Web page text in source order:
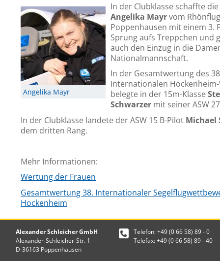
Angelika Mayr
In der Clubklasse schaffte
Angelika Mayrvom Rhönflug
Poppenhausen mit einem 3.
Sprung aufs Treppchen und
auch den Einzug in die
Nationalmannschaft.
In der Gesamtwertung des
Internationalen
belegte in der 15m-Klasse
Schwarzer mit seiner ASW
In der Clubklasse landete der ASW 15 B-Pilot Michael
dem dritten Rang.
Mehr Informationen:
Wertung der Frauen
Gesamtwertung38. Internationaler
Hockenheim
Alexander Schleicher GmbH
Alexander-Schleicher-Str. 1
D-36163 Poppenhausen
Telefon: +49 (0 66 58) 89 - 0
Telefax: +49 (0 66 58) 89 - 40